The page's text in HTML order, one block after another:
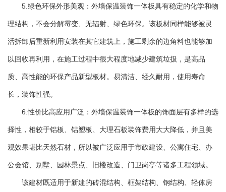
5.绿色环保外形美观：外墙保温装饰一体板具有稳定的化学和物
理结构，不会分解霉变、无辐射、绿色环保。该板材同样能够被灵
活拆卸后重新利用安装在其它建筑上，施工剩余的边角料也能够加
以回收再利用，在施工过程中很大程度地减少建筑垃扱，是高品
质、高性能的环保产品新型板材。易清洁、经久耐用，使用寿命
长，装饰性强。
6.性价比高应用广泛：外墙保温装饰一体板的饰面层有多样的选
择性，相较于铝板、铝塑板、大理石板装饰费用大大降低，并且美
观效果堪比天然石材，所以被广泛应用于市政建设、公寓住宅、办
公会馆、别墅、园林景点、旧楼改造、门卫岗亭等诸多工程领域。
该建材既适用于新建的砖混结构、框架结构、钢结构、轻体房